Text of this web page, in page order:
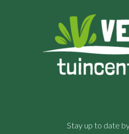
Stay up to date